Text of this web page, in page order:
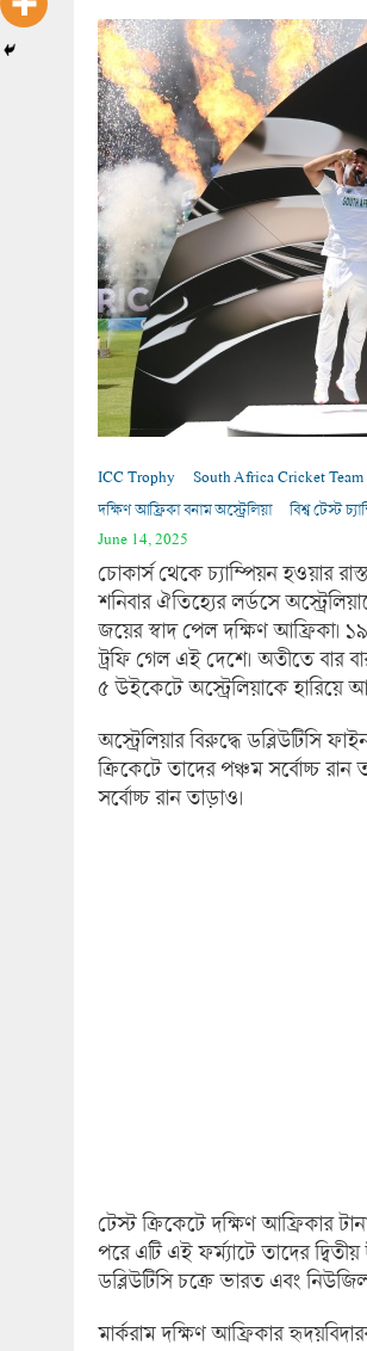
ICC Trophy South Africa Cricket Team
দক্ষিণ আফ্রিকা বনাম অস্ট্রেলিয়া
বিশ্ব টেস্ট
June 14, 2025
চোকার্স থেকে চ্যাম্পিয়ন হওয়ার
শনিবার ঐতিহ্যের লর্ডসে
জয়ের স্বাদ পেল দক্ষিণ আফ্রিকা।
ট্রফি গেল এই দেশে। অতীতে বার
৫ উইকেটে অস্ট্রেলিয়াকে হারিয়ে
অস্ট্রেলিয়ার বিরুদ্ধে ডব্লিউটিসি
ক্রিকেটে তাদের পঞ্চম সর্বোচ্চ রান
সর্বোচ্চ রান তাড়াও।
টেস্ট ক্রিকেটে দক্ষিণ আফ্রিকার
পরে এটি এই ফর্ম্যাটে তাদের
ডব্লিউটিসি চক্রে ভারত এবং
মার্করাম দক্ষিণ আফ্রিকার